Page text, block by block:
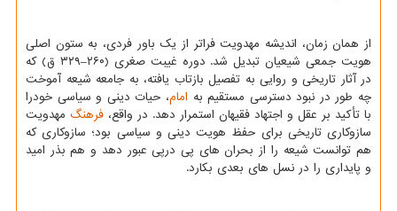
از همان زمان، اندیشه مهدویت فراتر از یک باور فردی، به ستون اصلی
هویت جمعی شیعیان تبدیل شد. دوره غیبت صغری (۲۶۰–۳۲۹ ق) که
در آثار تاریخی و روایی به تفصیل بازتاب یافته، به جامعه شیعه آموخت
چه طور در نبود دسترسی مستقیم به امام، حیات دینی و سیاسی خودرا
با تأکید بر عقل و اجتهاد فقیهان استمرار دهد. در واقع، فرهنگ مهدویت
سازوکاری تاریخی برای حفظ هویت دینی و سیاسی بود؛ سازوکاری که
هم توانست شیعه را از بحران های پی درپی عبور دهد و هم بذر امید
و پایداری را در نسل های بعدی بکارد.